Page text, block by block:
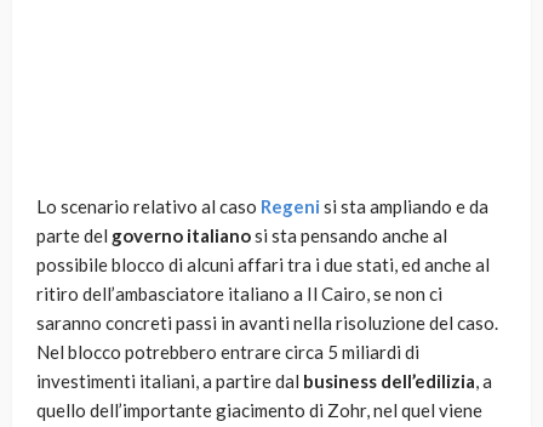
Lo scenario relativo al caso Regeni si sta ampliando e da
parte del governo italianosi sta pensando anche al
possibile blocco di alcuni affari tra i due stati, ed anche al
ritiro dell’ambasciatore italiano a Il Cairo, se non ci
saranno concreti passi in avanti nella risoluzione del caso.
Nel blocco potrebbero entrare circa 5 miliardi di
investimenti italiani, a partire dal business dell’edilizia, a
quello dell’importante giacimento di Zohr, nel quel viene